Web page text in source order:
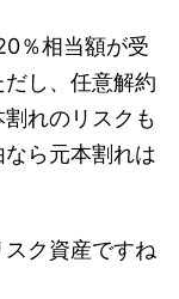
％相当額が受
し、任意解約
れのリスクも
ら元本割れは
ク資産ですね